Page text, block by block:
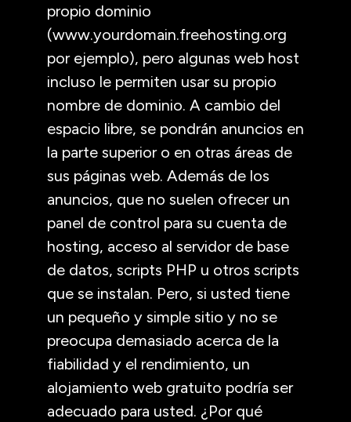
propio dominio
(www.yourdomain.freehosting.org
por ejemplo), pero algunas web host
incluso le permiten usar su propio
nombre de dominio. A cambio del
espacio libre, se pondrán anuncios en
la parte superior o en otras áreas de
sus páginas web. Además de los
anuncios, que no suelen ofrecer un
panel de control para su cuenta de
hosting, acceso al servidor de base
de datos, scripts PHP u otros scripts
que se instalan. Pero, si usted tiene
un pequeño y simple sitio y no se
preocupa demasiado acerca de la
fiabilidad y el rendimiento, un
alojamiento web gratuito podría ser
adecuado para usted. ¿Por qué